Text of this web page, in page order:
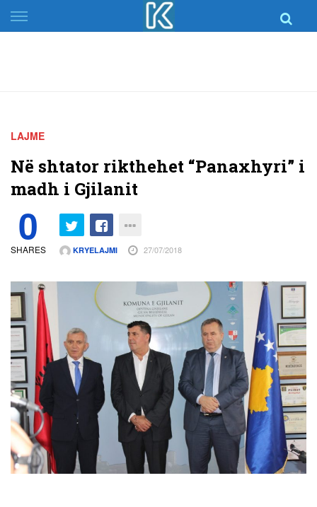
Skip
to
LAJME
Në shtator rikthehet “Panaxhyri” i
madh i Gjilanit
0
SHARES KRYELAJMI 27/07/2018